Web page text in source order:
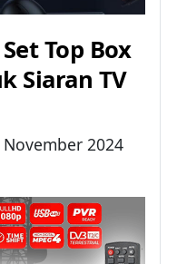
Top Box
Siaran TV
November 2024